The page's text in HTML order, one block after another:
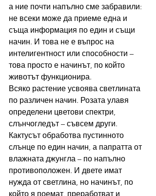
а ние почти напълно сме забравили:
не всеки може да приеме една и
съща информация по един и същи
начин. И това не е въпрос на
интелигентност или способности –
това просто е начинът, по който
животът функционира.
Всяко растение усвоява светлината
по различен начин. Розата улавя
определени цветови спектри,
слънчогледът – съвсем други.
Кактусът обработва пустинното
слънце по един начин, а папратта от
влажната джунгла – по напълно
противоположен. И двете имат
нужда от светлина, но начинът, по
който я поемат, преработват и